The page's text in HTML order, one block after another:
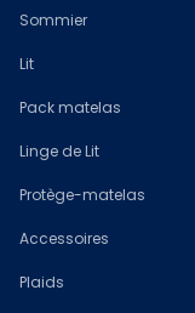
Sommier
Lit
Pack matelas
Linge de Lit
Protège-matelas
Accessoires
Plaids